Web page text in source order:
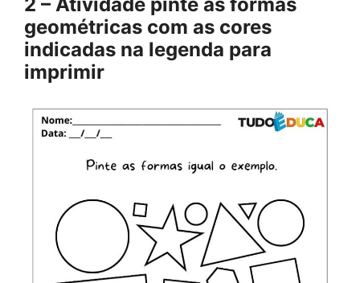
geométricas com as cores
indicadas na legenda para
imprimir